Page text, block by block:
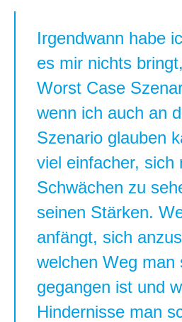
Irgendwann habe
es mir nichts
Worst Case
wenn ich auch an
Szenario glauben
viel einfacher, sich
Schwächen zu
seinen Stärken.
anfängt, sich
welchen Weg man
gegangen ist und
Hindernisse man